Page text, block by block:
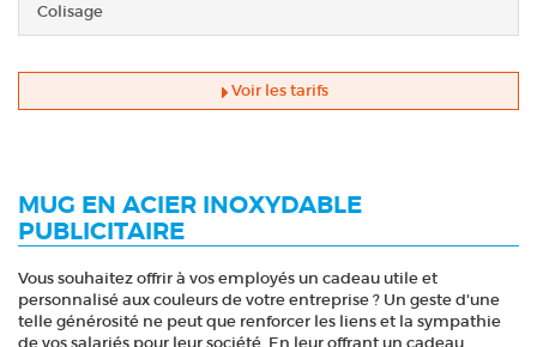
Colisage
Voir les tarifs
MUG EN ACIER INOXYDABLE
PUBLICITAIRE
Vous souhaitez offrir à vos employés un cadeau utile et
personnalisé aux couleurs de votre entreprise ? Un geste d'une
telle générosité ne peut que renforcer les liens et la sympathie
de vos salariés pour leur société. En leur offrant un cadeau